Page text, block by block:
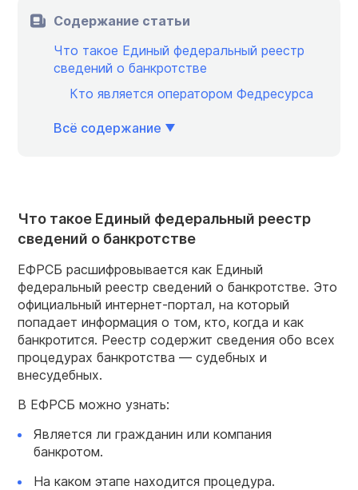
Содержание статьи
Что такое Единый федеральный реестр
сведений о банкротстве
Кто является оператором Федресурса
Всё содержание
Что такое Единый федеральный реестр
сведений о банкротстве
ЕФРСБ расшифровывается как Единый
федеральный реестр сведений о банкротстве. Это
официальный интернет-портал, на который
попадает информация о том, кто, когда и как
банкротится. Реестр содержит сведения обо всех
процедурах банкротства — судебных и
внесудебных.
В ЕФРСБ можно узнать:
Является ли гражданин или компания
банкротом.
На каком этапе находится процедура.